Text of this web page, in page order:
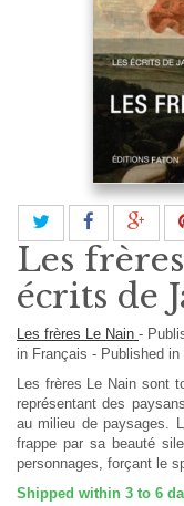
Les
écrits de
Les frères Le Nain -
in Français - Published in
Les frères Le Nain sont
représentant des
au milieu de paysages.
frappe par sa beauté
personn­ages, forçant le
Shipped within 3 to 6